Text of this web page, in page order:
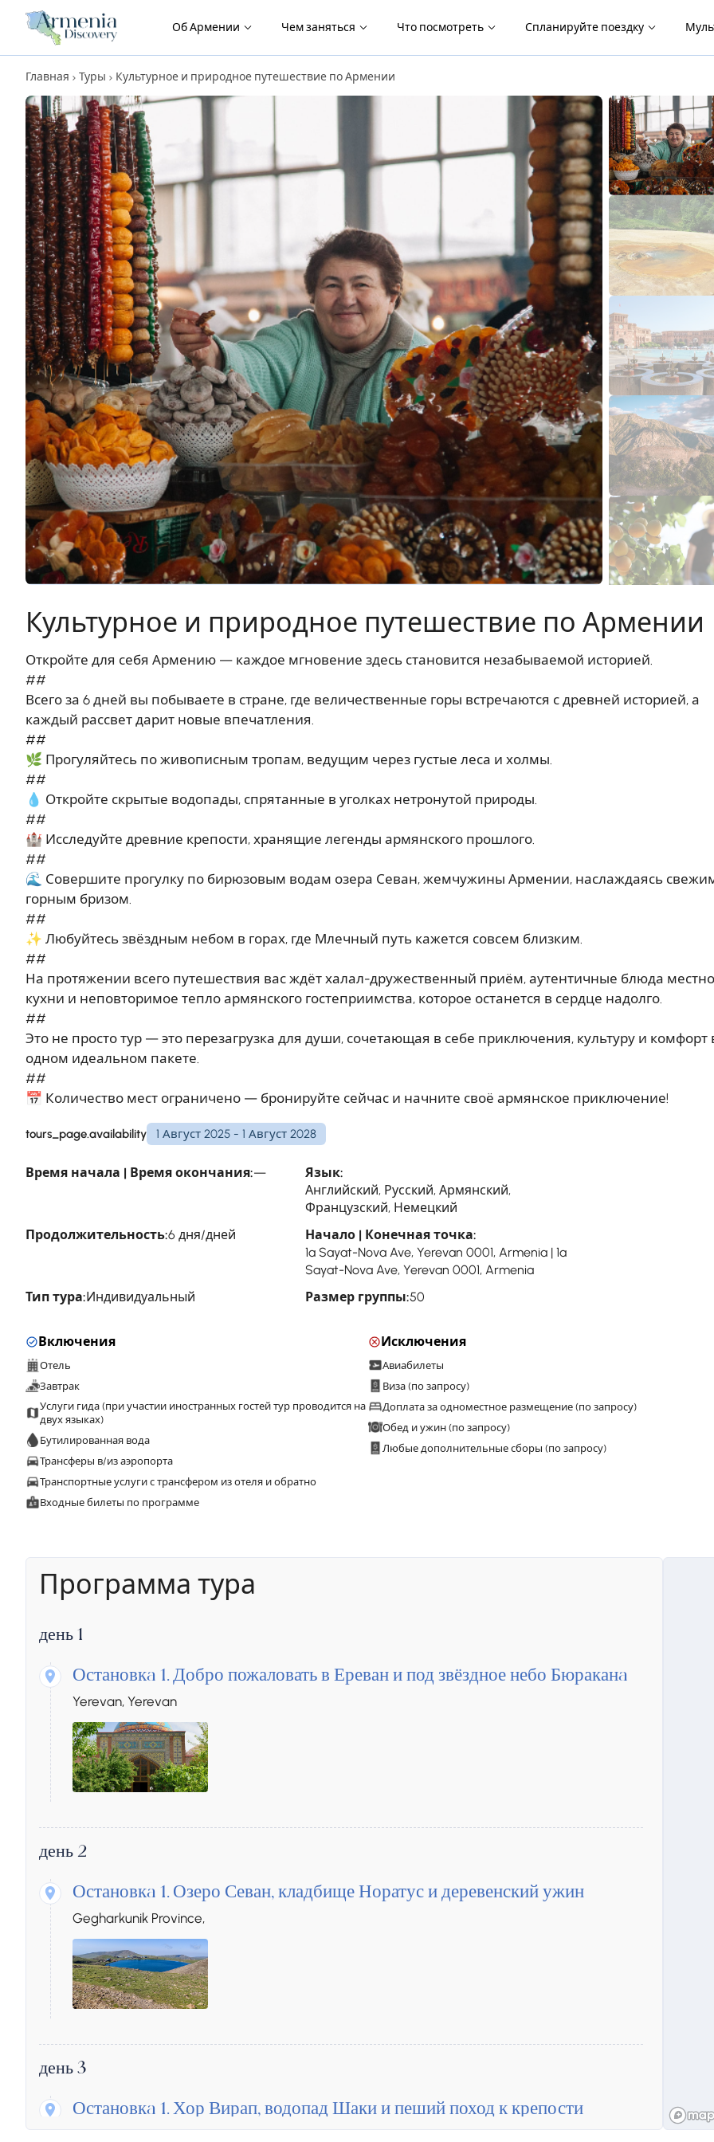
Об Армении Чем заняться Что посмотреть Спланируйте поездку
Главная Туры Культурное и природное путешествие по Армении
Культурное и природное путешествие по Армении
Откройте для себя Армению — каждое мгновение здесь становится незабываемой историей.
##
Всего за 6 дней вы побываете в стране, где величественные горы встречаются с древней историей, а
каждый рассвет дарит новые впечатления.
##
🌿 Прогуляйтесь по живописным тропам, ведущим через густые леса и холмы.
##
💧 Откройте скрытые водопады, спрятанные в уголках нетронутой природы.
##
🏰 Исследуйте древние крепости, хранящие легенды армянского прошлого.
##
🌊 Совершите прогулку по бирюзовым водам озера Севан, жемчужины Армении, наслаждаясь
горным бризом.
##
✨ Любуйтесь звёздным небом в горах, где Млечный путь кажется совсем близким.
##
На протяжении всего путешествия вас ждёт халал-дружественный приём, аутентичные блюда
кухни и неповторимое тепло армянского гостеприимства, которое останется в сердце надолго.
##
Это не просто тур — это перезагрузка для души, сочетающая в себе приключения, культуру и комфорт
одном идеальном пакете.
##
📅 Количество мест ограничено — бронируйте сейчас и начните своё армянское приключение!
tours_page.availability 1 Август 2025 - 1 Август 2028
Время начала | Время окончания:—
Язык:
Английский, Русский, Армянский,
Французский, Немецкий
Продолжительность:6 дня/дней
Начало | Конечная точка:
1a Sayat-Nova Ave, Yerevan 0001, Armenia | 1a
Sayat-Nova Ave, Yerevan 0001, Armenia
Тип тура:Индивидуальный Размер группы:50
Включения
Отель
Завтрак
Услуги гида (при участии иностранных гостей тур проводится на
двух языках)
Бутилированная вода
Трансферы в/из аэропорта
Транспортные услуги с трансфером из отеля и обратно
Входные билеты по программе
Исключения
Авиабилеты
Виза (по запросу)
Доплата за одноместное размещение (по запросу)
Обед и ужин (по запросу)
Любые дополнительные сборы (по запросу)
Программа тура
день 1
Остановкa 1. Добро пожаловать в Ереван и под звёздное небо Бюраканa
Yerevan, Yerevan
день 2
Остановкa 1. Озеро Севан, кладбище Норатус и деревенский ужин
Gegharkunik Province,
день 3
Остановкa 1. Хор Вирап, водопад Шаки и пеший поход к крепости
Смбатаберд